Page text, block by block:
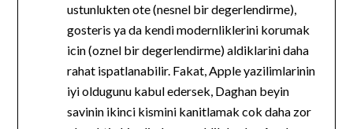
ustunlukten ote (nesnel bir degerlendirme),
gosteris ya da kendi modernliklerini korumak
icin (oznel bir degerlendirme) aldiklarini daha
rahat ispatlanabilir. Fakat, Apple yazilimlarinin
iyi oldugunu kabul edersek, Daghan beyin
savinin ikinci kismini kanitlamak cok daha zor